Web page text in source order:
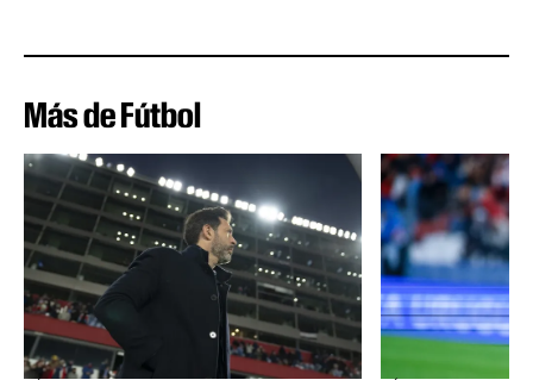
Más de Fútbol